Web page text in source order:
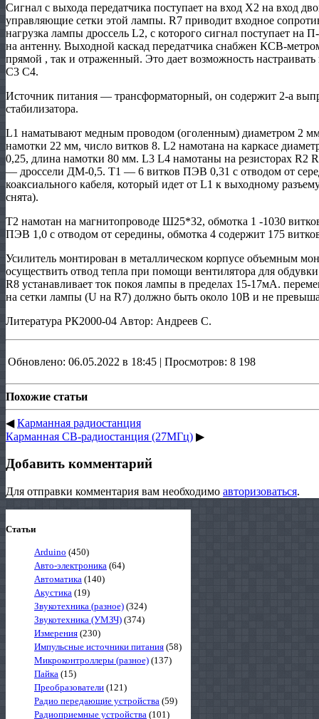
Сигнал с выхода передатчика поступает на вход Х2 на вход
управляющие сетки этой лампы. R7 приводит входное
нагрузка лампы дроссель L2, с которого сигнал поступает на
на антенну. Выходной каскад передатчика снабжен КСВ-
прямой , так и отраженный. Это дает возможность
С3 С4.
Источник питания — трансформаторный, он содержит 2-а
стабилизатора.
L1 наматывают медным проводом (оголенным) диаметром 2
намотки 22 мм, число витков 8. L2 намотана на каркасе
0,25, длина намотки 80 мм. L3 L4 намотаны на резисторах R2
— дроссели ДМ-0,5. Т1 — 6 витков ПЭВ 0,31 с отводом от
коаксиального кабеля, который идет от L1 к выходному
снята).
Т2 намотан на магнитопроводе Ш25*32, обмотка 1 -1030
ПЭВ 1,0 с отводом от середины, обмотка 4 содержит 175
Усилитель монтирован в металлическом корпусе объемным
осуществить отвод тепла при помощи вентилятора для
R8 устанавливает ток покоя лампы в пределах 15-17мА.
на сетки лампы (U на R7) должно быть около 10В и не
Литература РК2000-04 Автор: Андреев С.
Обновлено: 06.05.2022 в 18:45 | Просмотров: 8 198
Похожие статьи
◀Карманная радиостанция
Карманная СВ-радиостанция (27МГц) ▶
Добавить комментарий
Для отправки комментария вам необходимо авторизоваться.
Статьи
Arduino (450)
Авто-электроника (64)
Автоматика (140)
Акустика (19)
Звукотехника (разное) (324)
Звукотехника (УМЗЧ) (374)
Измерения (230)
Импульсные источники питания (58)
Микроконтроллеры (разное) (137)
Пайка (15)
Преобразователи (121)
Радио передающие устройства (59)
Радиоприемные устройства (101)